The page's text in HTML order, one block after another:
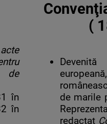
de
în
în
(
de marile
redactat